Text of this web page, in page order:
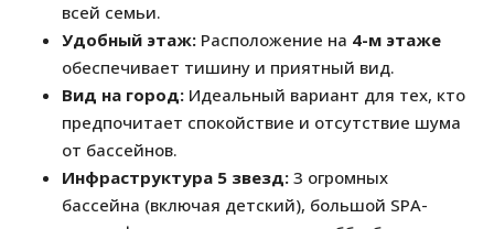
всей семьи.
Удобный этаж: Расположение на 4-м этаже
обеспечивает тишину и приятный вид.
Вид на город: Идеальный вариант для тех, кто
предпочитает спокойствие и отсутствие шума
от бассейнов.
Инфраструктура 5 звезд: 3 огромных
бассейна (включая детский), большой SPA-